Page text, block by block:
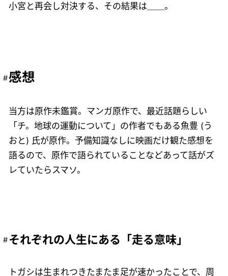
小宮と再会し対決する、その結果は＿＿。
感想
当方は原作未鑑賞。マンガ原作で、最近話題らしい
「チ。地球の運動について」の作者でもある魚豊 (う
おと) 氏が原作。予備知識なしに映画だけ観た感想を
語るので、原作で語られていることなどあって話がズ
レていたらスマソ。
それぞれの人生にある「走る意味」
トガシは生まれつきたまたま足が速かったことで、周